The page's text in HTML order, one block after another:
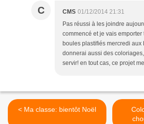
C CMS 01/12/2014 21:31
Pas réussi à les joindre
commencé et je vais
boules plastifiés mercredi aux
donnerai aussi des
servir! en tout cas, ce projet
< Ma classe: bientôt Noël